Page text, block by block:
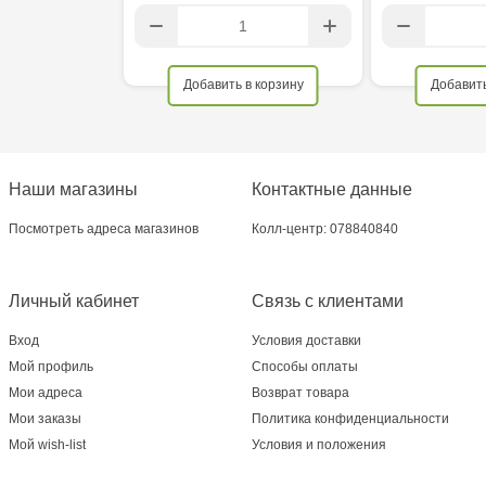
Добавить в корзину
Наши магазины
Посмотреть адреса магазинов
Связь с клиентами
Условия доставки
Способы оплаты
Возврат товара
Политика конфиденциальности
Условия и положения
Личный кабинет
Вход
Мой профиль
Мои адреса
Мои заказы
Мой wish-list
Контактные данные
Колл-центр: 078840840